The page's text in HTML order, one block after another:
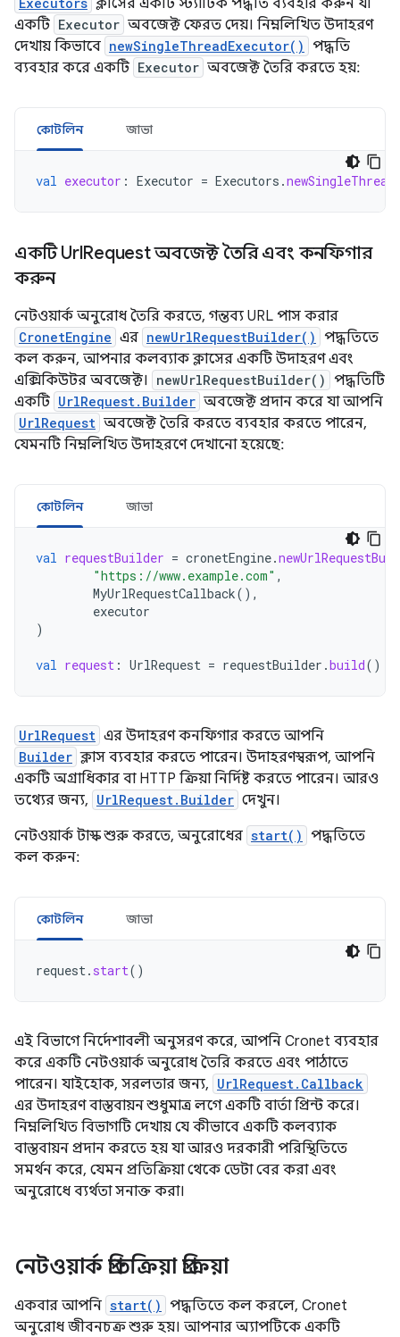
ক্লাসের একটি স্ট্যাটিক পদ্ধতি ব্যবহার করুন যা
একটি Executor অবজেক্ট ফেরত দেয়। নিম্নলিখিত উদাহরণ
দেখায় কিভাবে newSingleThreadExecutor() পদ্ধতি
ব্যবহার করে একটি Executor অবজেক্ট তৈরি করতে হয়:
কোটলিন জাভা
val executor : Executor = Executors .
একটি UrlRequest অবজেক্ট তৈরি এবং কনফিগার
করুন
নেটওয়ার্ক অনুরোধ তৈরি করতে, গন্তব্য URL পাস করার
CronetEngine এর newUrlRequestBuilder() পদ্ধতিতে
কল করুন, আপনার কলব্যাক ক্লাসের একটি উদাহরণ এবং
এক্সিকিউটর অবজেক্ট।
newUrlRequestBuilder() পদ্ধতিটি
একটি UrlRequest.Builder অবজেক্ট প্রদান করে যা আপনি
UrlRequest অবজেক্ট তৈরি করতে ব্যবহার করতে পারেন,
যেমনটি নিম্নলিখিত উদাহরণে দেখানো হয়েছে:
কোটলিন জাভা
val requestBuilder = cronetEngine.
"https://www.example.com" ,
MyUrlRequestCallback(),
executor
)
val request : UrlRequest = requestBuilder .build()
UrlRequest এর উদাহরণ কনফিগার করতে আপনি
Builder ক্লাস ব্যবহার করতে পারেন। উদাহরণস্বরূপ, আপনি
একটি অগ্রাধিকার বা HTTP ক্রিয়া নির্দিষ্ট করতে পারেন। আরও
তথ্যের জন্য, UrlRequest.Builder দেখুন।
নেটওয়ার্ক টাস্ক শুরু করতে, অনুরোধের start() পদ্ধতিতে
কল করুন:
কোটলিন জাভা
request. start()
এই বিভাগে নির্দেশাবলী অনুসরণ করে, আপনি Cronet ব্যবহার
করে একটি নেটওয়ার্ক অনুরোধ তৈরি করতে এবং পাঠাতে
পারেন। যাইহোক, সরলতার জন্য, UrlRequest.Callback
এর উদাহরণ বাস্তবায়ন শুধুমাত্র লগে একটি বার্তা প্রিন্ট করে।
নিম্নলিখিত বিভাগটি দেখায় যে কীভাবে একটি কলব্যাক
বাস্তবায়ন প্রদান করতে হয় যা আরও দরকারী পরিস্থিতিতে
সমর্থন করে, যেমন প্রতিক্রিয়া থেকে ডেটা বের করা এবং
অনুরোধে ব্যর্থতা সনাক্ত করা।
নেটওয়ার্ক প্রতিক্রিয়া প্রক্রিয়া
একবার আপনি start() পদ্ধতিতে কল করলে, Cronet
অনুরোধ জীবনচক্র শুরু হয়। আপনার অ্যাপটিকে একটি